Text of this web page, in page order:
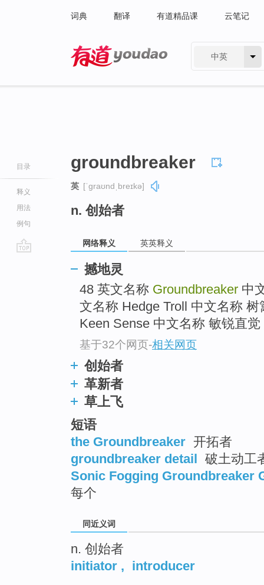
词典 翻译 有道精品课 云笔记
中英
目录
释义
用法
例句
groundbreaker
英 [ˈɡraʊndˌbreɪkə]
n. 创始者
网络释义 英英释义
撼地灵
48 英文名称 Groundbreaker 中
文名称 Hedge Troll 中文名称
Keen Sense 中文名称 敏锐直觉
基于32个网页-相关网页
创始者
革新者
草上飞
短语
the Groundbreaker 开拓者
groundbreaker detail 破土动工
Sonic Fogging Groundbreaker
每个
同近义词
n. 创始者
initiator , introducer